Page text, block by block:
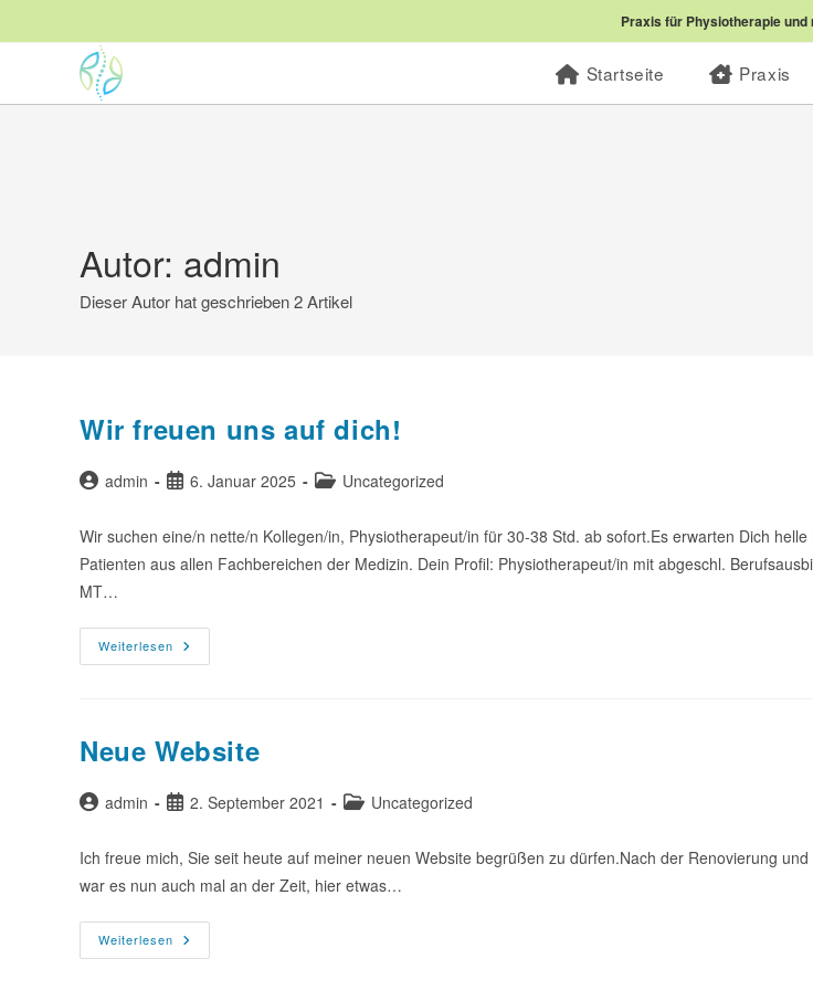
Inhalt
Praxis für Physiotherapie und
Startseite Praxis
Autor: admin
Dieser Autor hat geschrieben 2 Artikel
Wir freuen uns auf dich!
Beitrags-
admin
Beitrag6. Januar 2025
Beitrags-Uncategorized
Wir suchen eine/n nette/n Kollegen/in, Physiotherapeut/in für 30-38 Std. ab sofort.Es erwarten Dich
Patienten aus allen Fachbereichen der Medizin. Dein Profil: Physiotherapeut/in mit abgeschl.
MT…
Weiterlesen Wir
Freuen
Neue Website
Beitrags-
admin
Beitrag2. September 2021
Beitrags-Uncategorized
Ich freue mich, Sie seit heute auf meiner neuen Website begrüßen zu dürfen.Nach der Renovierung
war es nun auch mal an der Zeit, hier etwas…
Weiterlesen Neue
Website